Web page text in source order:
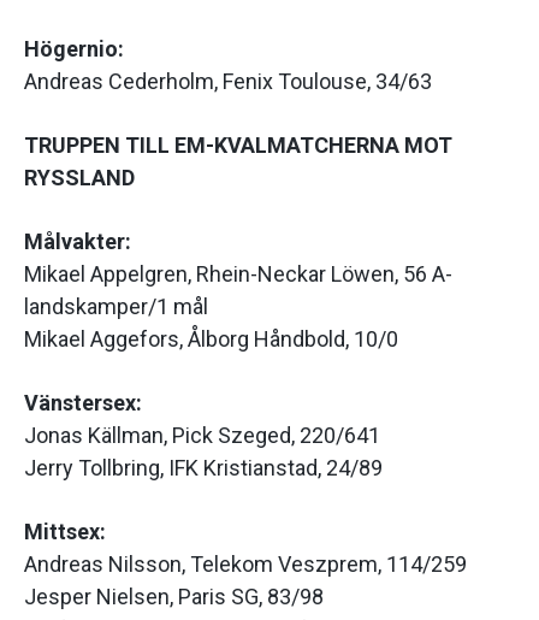
Högernio:
Andreas Cederholm, Fenix Toulouse, 34/63
TRUPPEN TILL EM-KVALMATCHERNA MOT
RYSSLAND
Målvakter:
Mikael Appelgren, Rhein-Neckar Löwen, 56 A-
landskamper/1 mål
Mikael Aggefors, Ålborg Håndbold, 10/0
Vänstersex:
Jonas Källman, Pick Szeged, 220/641
Jerry Tollbring, IFK Kristianstad, 24/89
Mittsex:
Andreas Nilsson, Telekom Veszprem, 114/259
Jesper Nielsen, Paris SG, 83/98